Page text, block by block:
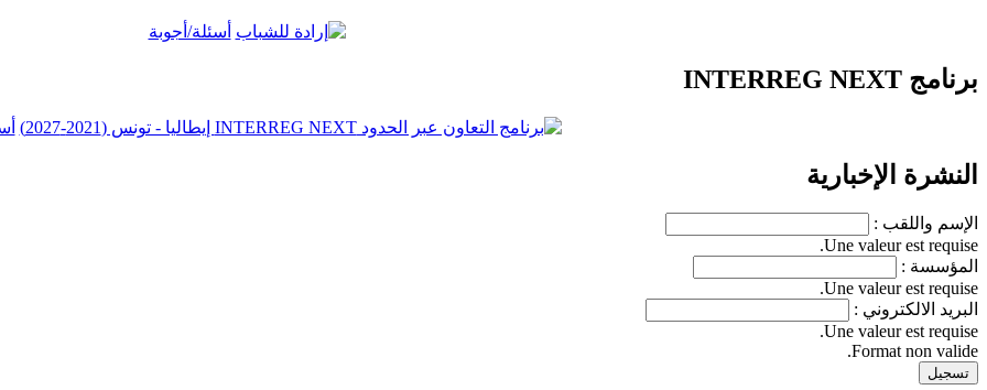
أسئلة/أجوبة
برنامج INTERREG NEXT
النشرة الإخبارية
الإسم واللقب :
Une valeur est requise.
المؤسسة :
Une valeur est requise.
البريد الالكتروني :
Une valeur est requise.
Format non valide.